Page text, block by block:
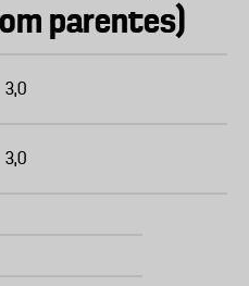
parentes)
3,0
3,0